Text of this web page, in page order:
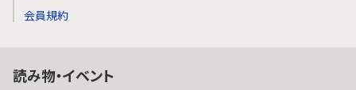
会員規約
読み物・イベント